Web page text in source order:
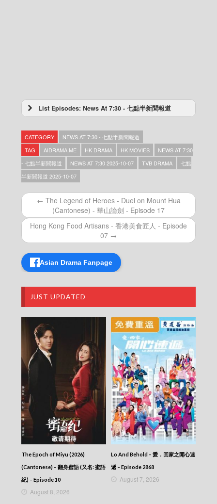
List Episodes: News At 7:30 - 七點半新聞報道
News At 7:30 – 七點半新聞報道 – 2025-11-01
News At 7:30 – 七點半新聞報道 – 2025-10-31
News At 7:30 – 七點半新聞報道 – 2025-10-30
News At 7:30 – 七點半新聞報道 – 2025-10-29
News At 7:30 – 七點半新聞報道 – 2025-10-28
News At 7:30 – 七點半新聞報道 – 2025-10-27
News At 7:30 – 七點半新聞報道 – 2025-10-24
News At 7:30 – 七點半新聞報道 – 2025-10-23
News At 7:30 – 七點半新聞報道 – 2025-10-22
News At 7:30 – 七點半新聞報道 – 2025-10-21
News At 7:30 – 七點半新聞報道 – 2025-10-20
News At 7:30 – 七點半新聞報道 – 2025-10-18
News At 7:30 – 七點半新聞報道 – 2025-10-17
News At 7:30 – 七點半新聞報道 – 2025-10-15
News At 7:30 – 七點半新聞報道 – 2025-10-14
News At 7:30 – 七點半新聞報道 – 2025-10-13
News At 7:30 – 七點半新聞報道 – 2025-10-12
News At 7:30 – 七點半新聞報道 – 2025-10-11
News At 7:30 – 七點半新聞報道 – 2025-10-10
News At 7:30 – 七點半新聞報道 – 2025-10-09
News At 7:30 – 七點半新聞報道 – 2025-10-08
News At 7:30 – 七點半新聞報道 – 2025-10-07
News At 7:30 – 七點半新聞報道 – 2025-10-06
News At 7:30 – 七點半新聞報道 – 2025-10-05
News At 7:30 – 七點半新聞報道 – 2025-10-04
News At 7:30 – 七點半新聞報道 – 2025-10-03
News At 7:30 – 七點半新聞報道 – 2025-10-02
News At 7:30 – 七點半新聞報道 – 2025-10-01
News At 7:30 – 七點半新聞報道 – 2025-09-30
News At 7:30 – 七點半新聞報道 – 2025-09-29
News At 7:30 – 七點半新聞報道 – 2025-09-28
News At 7:30 – 七點半新聞報道 – 2025-09-25
News At 7:30 – 七點半新聞報道 – 2025-09-24
News At 7:30 – 七點半新聞報道 – 2025-09-23
CATEGORY
NEWS AT 7:30 - 七點半新聞報道
TAG
AIDRAMA.ME HK DRAMA HK MOVIES
NEWS AT 7:30
- 七點半新聞報道
NEWS AT 7:30 2025-10-07 TVB DRAMA
七點
半新聞報道 2025-10-07
← The Legend of Heroes - Duel on Mount Hua
(Cantonese) - 華山論劍 - Episode 17
Hong Kong Food Artisans - 香港美食匠人 - Episode
07 →
Asian Drama Fanpage
JUST UPDATED
The Epoch of Miyu (2026)
(Cantonese) – 翻身蜜語 (又名: 蜜語
紀) – Episode 10
August 8, 2026
Lo And Behold – 愛．回家之開心速
遞 – Episode 2868
August 7, 2026